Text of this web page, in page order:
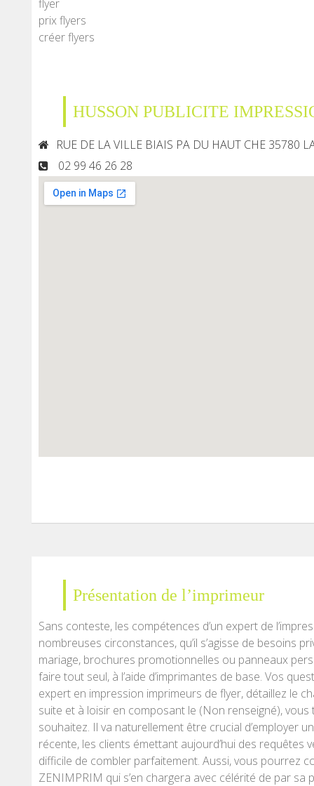
flyer
prix flyers
créer flyers
HUSSON PUBLICITE
RUE DE LA VILLE BIAIS PA DU HAUT CHE 35780
02 99 46 26 28
Présentation de l’imprimeur
Sans conteste, les compétences d’un expert de
nombreuses circonstances, qu’il s’agisse de besoins
mariage, brochures promotionnelles ou panneaux
faire tout seul, à l’aide d’imprimantes de base. Vos
expert en impression imprimeurs de flyer, détaillez le
suite et à loisir en composant le (Non renseigné),
souhaitez. Il va naturellement être crucial d’employer
récente, les clients émettant aujourd’hui des requêtes
difficile de combler parfaitement. Aussi, vous pourrez
ZENIMPRIM qui s’en chargera avec célérité de par